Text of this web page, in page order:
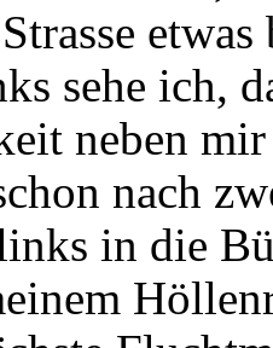
sehe ich,
neben
nach
in die